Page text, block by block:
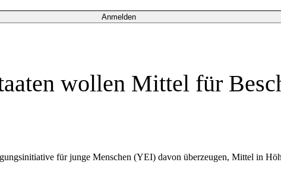
Anmelden
wollen Mittel für
für junge Menschen (YEI) davon überzeugen, Mittel in